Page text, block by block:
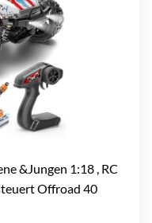
&Jungen 1:18 , RC
Offroad 40